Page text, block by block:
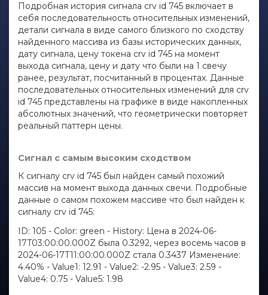
Подробная история сигнала crv id 745 включает в
себя последовательность относительных изменений,
детали сигнала в виде самого близкого по сходству
найденного массива из базы исторических данных,
дату сигнала, цену токена crv id 745 на момент
выхода сигнала, цену и дату что были на 1 свечу
ранее, результат, посчитанный в процентах. Данные
последовательных относительных изменений для crv
id 745 представлены на графике в виде накопленных
абсолютных значений, что геометрически повторяет
реальный паттерн цены.
Сигнал с самым высоким сходством
К сигналу crv id 745 был найден самый похожий
массив на момент выхода данных свечи. Подробные
данные о самом похожем массиве что был найден к
сигналу crv id 745:
ID: 105 - Color: green - History: Цена в 2024-06-
17T03:00:00.000Z была 0.3292, через восемь часов в
2024-06-17T11:00:00.000Z стала 0.3437 Изменение:
4.40% - Value1: 12.91 - Value2: -2.95 - Value3: 2.59 -
Value4: 0.75 - Value5: 1.98